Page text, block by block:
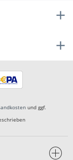
und ggf.